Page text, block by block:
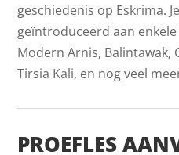
geschiedenis op Eskrima.
geïntroduceerd aan
Modern Arnis, Balintawak,
Tirsia Kali, en nog veel
PROEFLES